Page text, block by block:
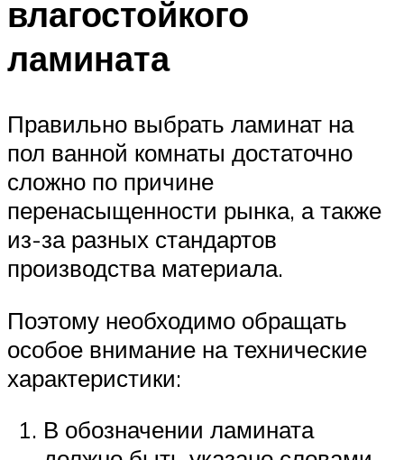
влагостойкого
ламината
Правильно выбрать ламинат на
пол ванной комнаты достаточно
сложно по причине
перенасыщенности рынка, а также
из-за разных стандартов
производства материала.
Поэтому необходимо обращать
особое внимание на технические
характеристики:
В обозначении ламината